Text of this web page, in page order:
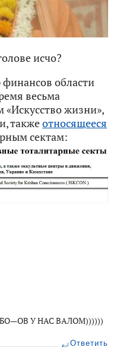
исчо?
области
весьма
«Искусство жизни»,
такжеотносящееся
сектам:
У НАС ВАЛОМ))))))
Ответить